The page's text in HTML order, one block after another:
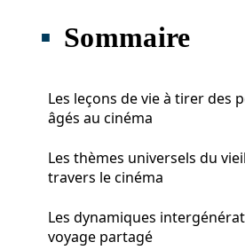
Sommaire
Les leçons de vie à tirer des
âgés au cinéma
Les thèmes universels du
travers le cinéma
Les dynamiques
voyage partagé